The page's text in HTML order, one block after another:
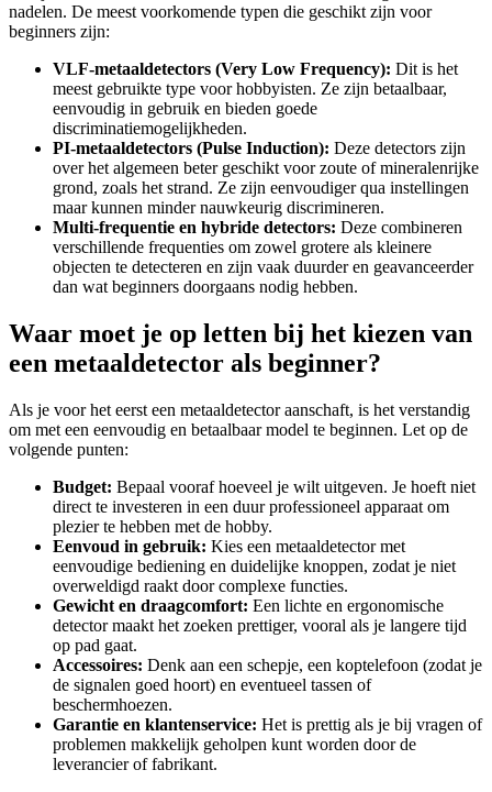
nadelen. De meest voorkomende typen die geschikt zijn voor
beginners zijn:
VLF-metaaldetectors (Very Low Frequency): Dit is het
meest gebruikte type voor hobbyisten. Ze zijn betaalbaar,
eenvoudig in gebruik en bieden goede
discriminatiemogelijkheden.
PI-metaaldetectors (Pulse Induction): Deze detectors zijn
over het algemeen beter geschikt voor zoute of mineralenrijke
grond, zoals het strand. Ze zijn eenvoudiger qua instellingen
maar kunnen minder nauwkeurig discrimineren.
Multi-frequentie en hybride detectors: Deze combineren
verschillende frequenties om zowel grotere als kleinere
objecten te detecteren en zijn vaak duurder en geavanceerder
dan wat beginners doorgaans nodig hebben.
Waar moet je op letten bij het kiezen van
een metaaldetector als beginner?
Als je voor het eerst een metaaldetector aanschaft, is het verstandig
om met een eenvoudig en betaalbaar model te beginnen. Let op de
volgende punten:
Budget: Bepaal vooraf hoeveel je wilt uitgeven. Je hoeft niet
direct te investeren in een duur professioneel apparaat om
plezier te hebben met de hobby.
Eenvoud in gebruik: Kies een metaaldetector met
eenvoudige bediening en duidelijke knoppen, zodat je niet
overweldigd raakt door complexe functies.
Gewicht en draagcomfort: Een lichte en ergonomische
detector maakt het zoeken prettiger, vooral als je langere tijd
op pad gaat.
Accessoires: Denk aan een schepje, een koptelefoon (zodat je
de signalen goed hoort) en eventueel tassen of
beschermhoezen.
Garantie en klantenservice: Het is prettig als je bij vragen of
problemen makkelijk geholpen kunt worden door de
leverancier of fabrikant.